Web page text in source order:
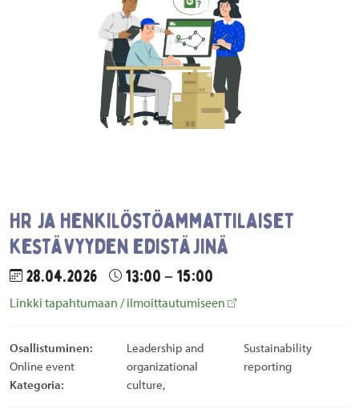
HR ja henkilöstöammattilaiset
kestävyyden edistäjinä
28.04.2026 13:00 – 15:00
Linkki tapahtumaan / ilmoittautumiseen
Osallistuminen:
Online event
Kategoria:
Leadership and
organizational
culture,
Sustainability
reporting